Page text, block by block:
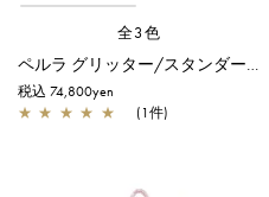
全3色
ペルラ グリッター/スタンダード Z/フラミンゴシルバー【一部店舗先行販売商品】
税込 74,800yen
★ ★ ★ ★ ★ (1件)